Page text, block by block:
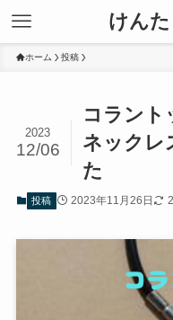
けん
ホーム 投稿
コラント
ネックレ
た
2023
12/06
投稿 2023年11月26日